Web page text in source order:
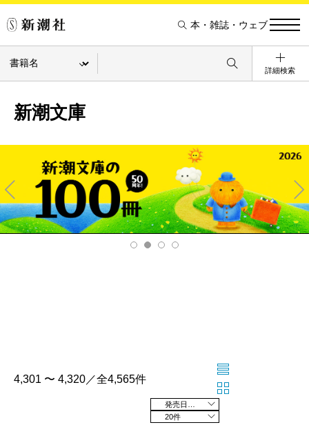
本・雑誌・ウェブ
詳細検索
新潮文庫
Pre
v
Ne
xt
4,301 〜 4,320／全4,565件
20件